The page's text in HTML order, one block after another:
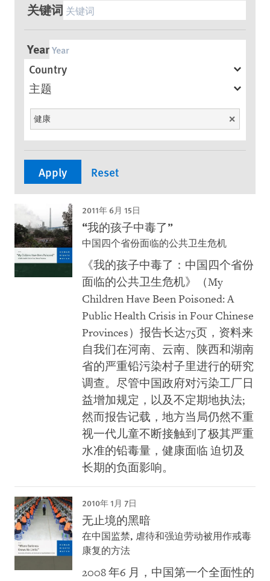
关键词
Year
Country
主题
健康 Unselect
2011年 6月 15日
“我的孩子中毒了”
中国四个省份面临的公共卫生危机
《我的孩子中毒了：中国四个省份
面临的公共卫生危机》（My
Children Have Been Poisoned: A
Public Health Crisis in Four Chinese
Provinces）报告长达75页，资料来
自我们在河南、云南、陕西和湖南
省的严重铅污染村子里进行的研究
调查。尽管中国政府对污染工厂日
益增加规定，以及不定期地执法;
然而报告记载，地方当局仍然不重
视一代儿童不断接触到了极其严重
水准的铅毒量，健康面临 迫切及
长期的负面影响。
2010年 1月 7日
无止境的黑暗
在中国监禁, 虐待和强迫劳动被用作戒毒
康复的方法
2008 年6 月，中国第一个全面性的